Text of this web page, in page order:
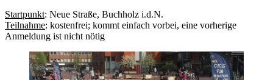
Startpunkt: Neue Straße, Buchholz i.d.N.
Teilnahme: kostenfrei; kommt einfach vorbei, eine vorherige
Anmeldung ist nicht nötig